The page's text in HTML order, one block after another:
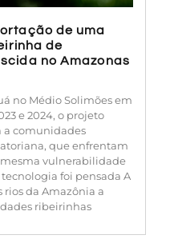
de uma
de
no Amazonas
no Médio Solimões em
e 2024, o projeto
a comunidades
que enfrentam
mesma vulnerabilidade
foi pensada A
rios da Amazônia a
ribeirinhas